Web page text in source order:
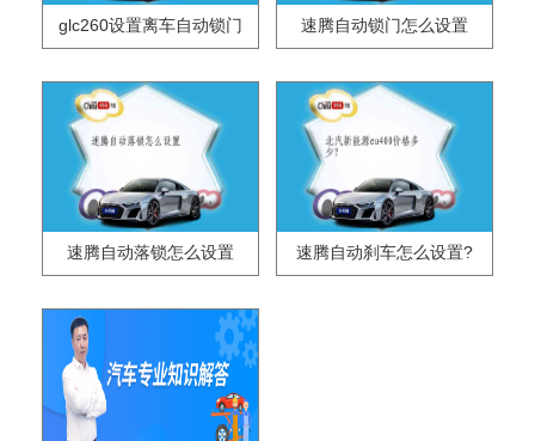
glc260设置离车自动锁门 速腾自动锁门怎么设置
速腾自动落锁怎么设置 速腾自动刹车怎么设置?